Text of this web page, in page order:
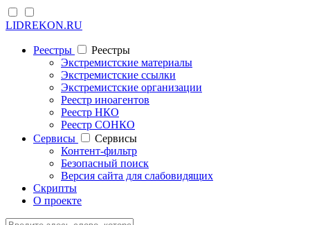
LIDREKON.RU
Реестры
Реестры
Экстремистские материалы
Экстремистские ссылки
Экстремистские организации
Реестр иноагентов
Реестр НКО
Реестр СОНКО
Cервисы
Cервисы
Контент-фильтр
Безопасный поиск
Версия сайта для слабовидящих
Скрипты
О проекте